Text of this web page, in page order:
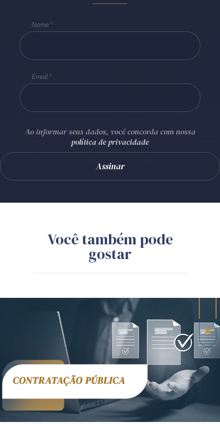
Nome
Email
Ao informar seus dados, você concorda com nossa
política de privacidade
Você também pode
gostar